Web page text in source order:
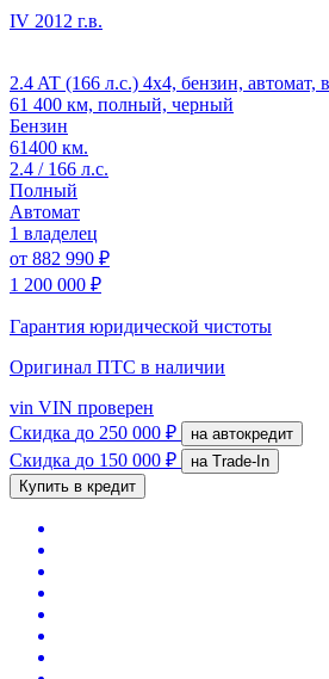
IV 2012 г.в.
2.4 AT (166 л.с.) 4x4, бензин, автомат,
61 400 км, полный, черный
Бензин
61400 км.
2.4 / 166 л.с.
Полный
Автомат
1 владелец
от 882 990 ₽
1 200 000 ₽
Гарантия юридической чистоты
Оригинал ПТС в наличии
vin VIN проверен
Скидка до 250 000 ₽ на автокредит
Скидка до 150 000 ₽
на Trade-In
Купить в кредит